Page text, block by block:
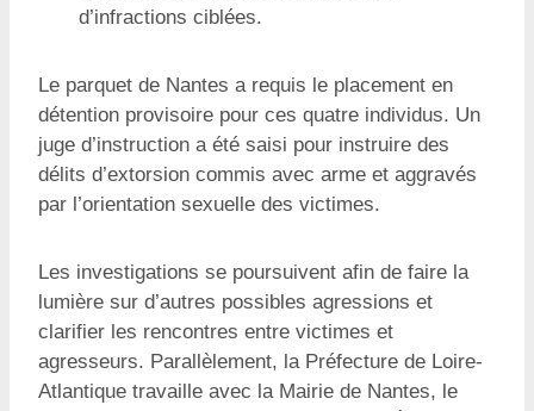
d’infractions ciblées.
Le parquet de Nantes a requis le placement en
détention provisoire pour ces quatre individus. Un
juge d’instruction a été saisi pour instruire des
délits d’extorsion commis avec arme et aggravés
par l’orientation sexuelle des victimes.
Les investigations se poursuivent afin de faire la
lumière sur d’autres possibles agressions et
clarifier les rencontres entre victimes et
agresseurs. Parallèlement, la Préfecture de Loire-
Atlantique travaille avec la Mairie de Nantes, le